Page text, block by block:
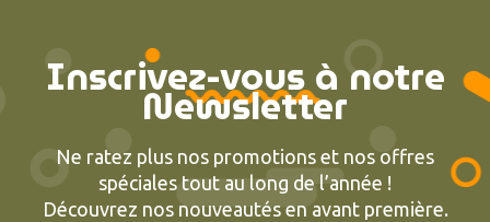
Inscrivez-vous à notre
Newsletter
Ne ratez plus nos promotions et nos offres
spéciales tout au long de l’année !
Découvrez nos nouveautés en avant première.